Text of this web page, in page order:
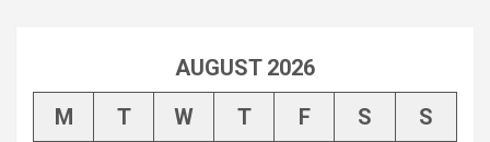
AUGUST 2026
M
T W T F S
S